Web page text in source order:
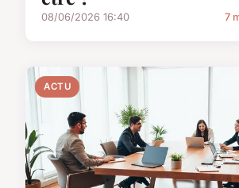
08/06/2026 16:40 7
ACTU